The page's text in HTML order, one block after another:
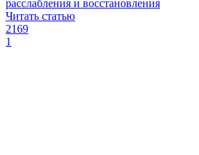
расслабления и восстановления
Читать статью
2169
1